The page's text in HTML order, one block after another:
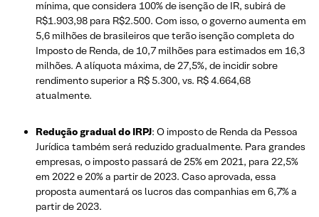
mínima, que considera 100% de isenção de IR, subirá de
R$1.903,98 para R$2.500. Com isso, o governo aumenta em
5,6 milhões de brasileiros que terão isenção completa do
Imposto de Renda, de 10,7 milhões para estimados em 16,3
milhões. A alíquota máxima, de 27,5%, de incidir sobre
rendimento superior a R$ 5.300, vs. R$ 4.664,68
atualmente.
Redução gradual do IRPJ: O imposto de Renda da Pessoa
Jurídica também será reduzido gradualmente. Para grandes
empresas, o imposto passará de 25% em 2021, para 22,5%
em 2022 e 20% a partir de 2023. Caso aprovada, essa
proposta aumentará os lucros das companhias em 6,7% a
partir de 2023.